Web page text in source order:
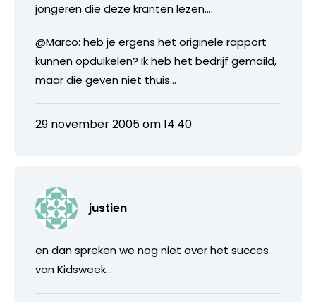
jongeren die deze kranten lezen….
@Marco: heb je ergens het originele rapport
kunnen opduikelen? Ik heb het bedrijf gemaild,
maar die geven niet thuis…
29 november 2005 om 14:40
justien
en dan spreken we nog niet over het succes
van Kidsweek…